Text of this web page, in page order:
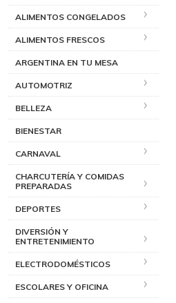
ALIMENTOS CONGELADOS
ALIMENTOS FRESCOS
ARGENTINA EN TU MESA
AUTOMOTRIZ
BELLEZA
BIENESTAR
CARNAVAL
CHARCUTERÍA Y COMIDAS
PREPARADAS
DEPORTES
DIVERSIÓN Y
ENTRETENIMIENTO
ELECTRODOMÉSTICOS
ESCOLARES Y OFICINA